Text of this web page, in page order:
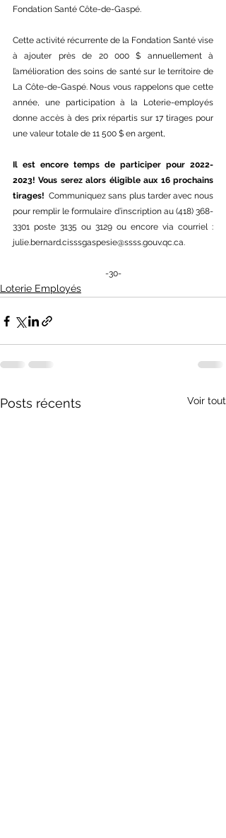
Fondation Santé Côte-de-Gaspé.
Cette activité récurrente de la Fondation Santé vise
à ajouter près de 20 000 $ annuellement à
l’amélioration des soins de santé sur le territoire de
La Côte-de-Gaspé. Nous vous rappelons que cette
année, une participation à la Loterie-employés
donne accès à des prix répartis sur 17 tirages pour
une valeur totale de 11 500 $ en argent,
Il est encore temps de participer pour 2022-
2023! Vous serez alors éligible aux 16 prochains
tirages! Communiquez sans plus tarder avec nous
pour remplir le formulaire d’inscription au (418) 368-
julie.bernard.cisssgaspesie@ssss.gouv.qc.ca.
-30-
Loterie Employés
Posts récents Voir tout